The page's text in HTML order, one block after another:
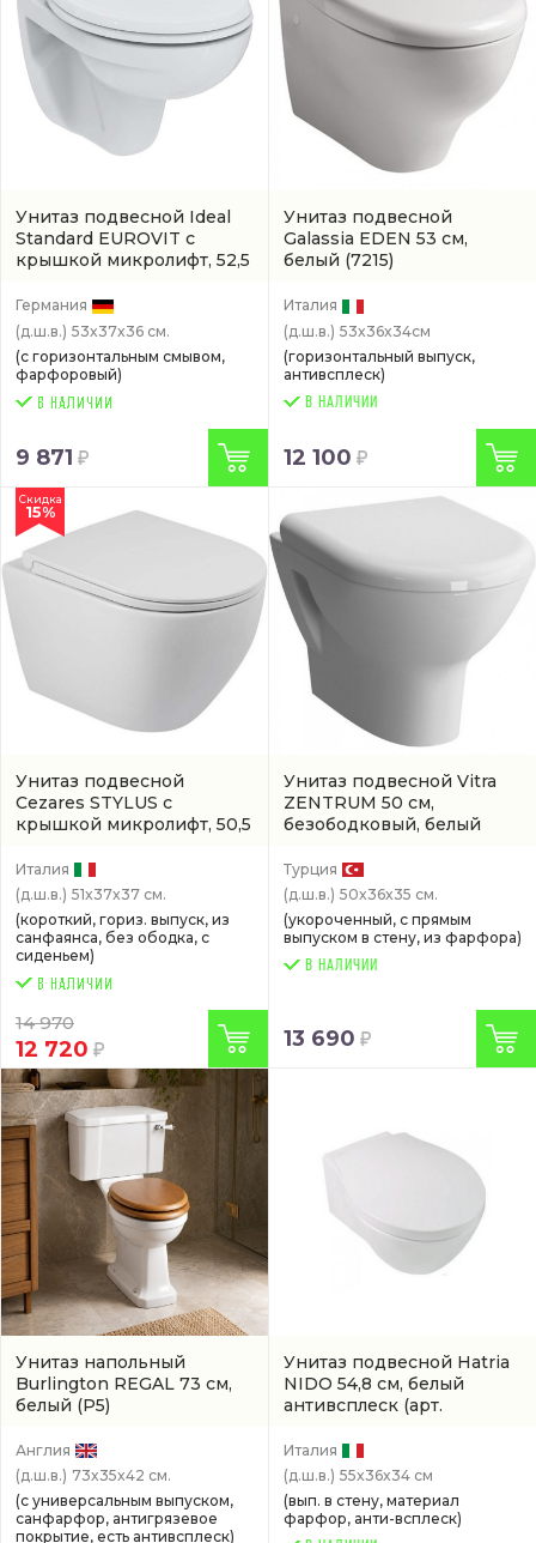
Унитаз подвесной Ideal
Standard EUROVIT с
крышкой микролифт, 52,5
(K881201)
Германия
(д.ш.в.) 53x37x36 см.
(с горизонтальным смывом,
фарфоровый)
9 871
Унитаз подвесной
Galassia EDEN 53 см,
белый (7215)
Италия
(д.ш.в.) 53x36x34см
(горизонтальный выпуск,
антивсплеск)
В НАЛИЧИИ
12 100
Унитаз подвесной
Cezares STYLUS с
крышкой микролифт, 50,5
с антивсплеском
CZR513THR)
Скидка
15%
Италия
(д.ш.в.) 51x37x37 см.
(короткий, гориз. выпуск, из
санфаянса, без ободка, с
сиденьем)
14 970
12 720
Унитаз подвесной Vitra
ZENTRUM 50 см,
безободковый, белый
0075)
Турция
(д.ш.в.) 50x36x35 см.
(укороченный, с прямым
выпуском в стену, из фарфора)
В НАЛИЧИИ
13 690
Унитаз напольный
Burlington REGAL 73 см,
белый (P5)
Англия
(д.ш.в.) 73x35x42 см.
(с универсальным выпуском,
санфарфор, антигрязевое
покрытие, есть антивсплеск)
Унитаз подвесной Hatria
NIDO 54,8 см, белый
антивсплеск (арт.
Италия
(д.ш.в.) 55x36x34 см
(вып. в стену, материал
фарфор, анти-всплеск)